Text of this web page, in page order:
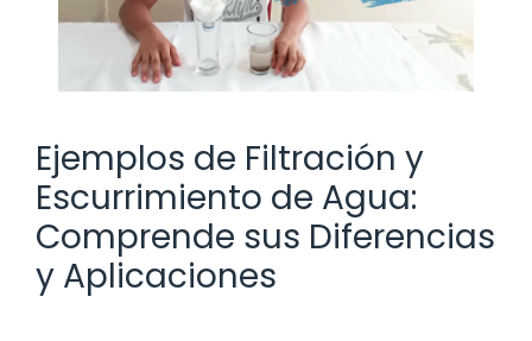
Ejemplos de Filtración y
Escurrimiento de Agua:
Comprende sus Diferencias
y Aplicaciones